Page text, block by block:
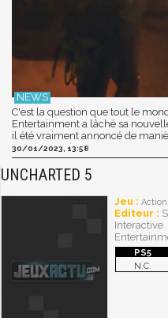
C'est la question que tout le
Entertainment a lâché sa
il été vraiment annoncé de
30/01/2023, 13:58
UNCHARTED 5
Jeu : Action
Editeur :
Interactive
N.C.